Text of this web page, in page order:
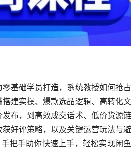
基础学员打造，系统教授如何抢占
建实操、爆款选品逻辑、高转化文
布，到高效成交话术、低价货源链
好评策略，以及关键运营玩法与避
把手助你快速上手，轻松实现闲鱼